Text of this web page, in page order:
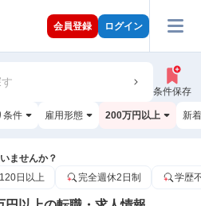
会員登録 ログイン
条件保存
条件 雇用形態 200万円以上 新
ませんか？
日以上 完全週休2日制 学歴